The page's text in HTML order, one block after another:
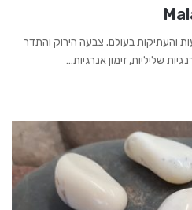
והעתיקות בעולם. צבעה הירוק והתדר
שליליות, זימון אנרגיות…